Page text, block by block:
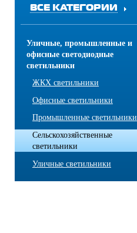
ВСЕ КАТЕГОРИИ
Уличные, промышленные и
офисные светодиодные
светильники
ЖКХ светильники
Офисные светильники
Промышленные светильники
Сельскохозяйственные
светильники
Уличные светильники